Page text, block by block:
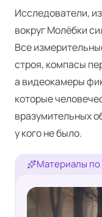
Исследователи,
вокруг Молёбки
Все
строя, компасы
а видеокамеры
которые
вразумительных
у кого не было.
Материалы по